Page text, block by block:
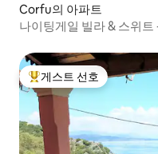
Corfu의 아파트
나이팅게일 빌라 & 스위
상위 게스트 선호
게스트 선호